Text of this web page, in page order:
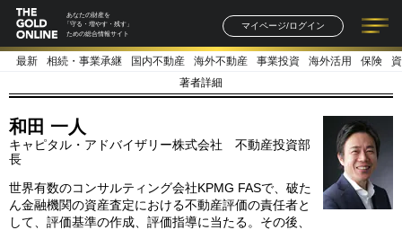
あなたの財産を
「守る・増やす・残す」
ための総合情報サイト
マイページ/ログイン
記事一覧 連載一覧
著者一覧 書籍一覧
最新 相続・事業承継 国内不動産 海外不動産 事業投資 海外活用 保険
著者詳細
和田 一人
キャピタル・アドバイザリー株式会社 不動産投資部
長
世界有数のコンサルティング会社KPMG FASで、破た
ん金融機関の資産査定における不動産評価の責任者と
して、評価基準の作成、評価指導に当たる。その後、